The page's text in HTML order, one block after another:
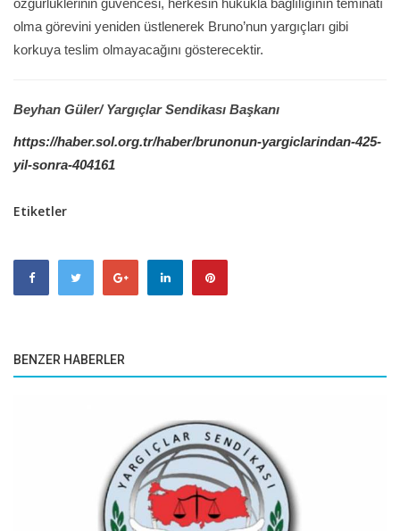
özgürlüklerinin güvencesi, herkesin hukukla bağlılığının teminatı
olma görevini yeniden üstlenerek Bruno’nun yargıçları gibi
korkuya teslim olmayacağını gösterecektir.
Beyhan Güler/ Yargıçlar Sendikası Başkanı
https://haber.sol.org.tr/haber/brunonun-yargiclarindan-425-
yil-sonra-404161
Etiketler
BENZER HABERLER